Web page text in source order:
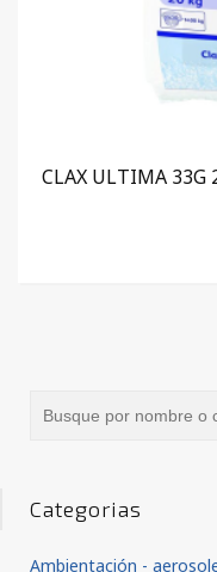
CLAX ULTIMA 33G
Categorias
Ambientación -